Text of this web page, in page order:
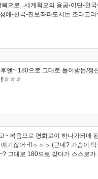
으로...세계쵝오의 용공-이단-천
애-천국-진보좌파도시는 조타고라
엔~ 180으로 그대로 들이받는/
ㅎㅎㅎ
~ 복음으로 평화로이 하나가되애
기잖어~!!ㅎㅎㅎ (근데? 가슴이
그대로 180으로 갖다가 스스로가